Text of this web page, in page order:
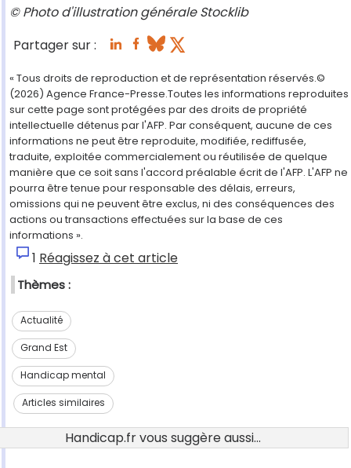
© Photo d'illustration générale Stocklib
Partager sur :
« Tous droits de reproduction et de représentation réservés.©
(2026) Agence France-Presse.Toutes les informations reproduites
sur cette page sont protégées par des droits de propriété
intellectuelle détenus par l'AFP. Par conséquent, aucune de ces
informations ne peut être reproduite, modifiée, rediffusée,
traduite, exploitée commercialement ou réutilisée de quelque
manière que ce soit sans l'accord préalable écrit de l'AFP. L'AFP ne
pourra être tenue pour responsable des délais, erreurs,
omissions qui ne peuvent être exclus, ni des conséquences des
actions ou transactions effectuées sur la base de ces
informations ».
1 Réagissez à cet article
Thèmes :
Actualité
Grand Est
Handicap mental
Articles similaires
Handicap.fr vous suggère aussi...